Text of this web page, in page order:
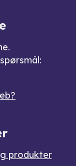
produkter